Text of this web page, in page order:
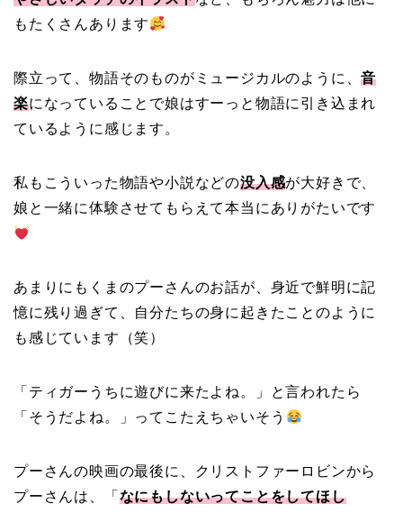
もたくさんあります
際立って、物語そのものがミュージカルのように、音
楽になっていることで娘はすーっと物語に引き込まれ
ているように感じます。
私もこういった物語や小説などの没入感が大好きで、
娘と一緒に体験させてもらえて本当にありがたいです
あまりにもくまのプーさんのお話が、身近で鮮明に記
憶に残り過ぎて、自分たちの身に起きたことのように
も感じています（笑）
「ティガーうちに遊びに来たよね。」と言われたら
「そうだよね。」ってこたえちゃいそう
プーさんの映画の最後に、クリストファーロビンから
プーさんは、「 なにもしないってことをしてほし